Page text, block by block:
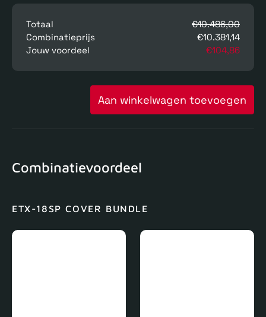
Totaal
€10.486,00
Combinatieprijs
€10.381,14
Jouw voordeel
€104,86
Aan winkelwagen toevoegen
Combinatievoordeel
ETX-18SP COVER BUNDLE